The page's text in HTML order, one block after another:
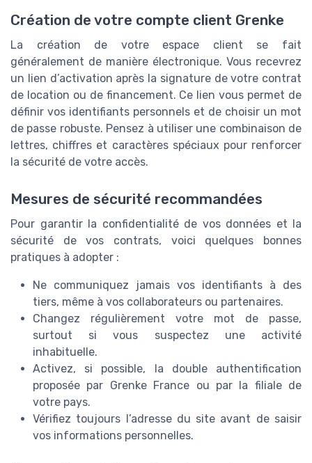
Création de votre compte client Grenke
La création de votre espace client se fait
généralement de manière électronique. Vous recevrez
un lien d’activation après la signature de votre contrat
de location ou de financement. Ce lien vous permet de
définir vos identifiants personnels et de choisir un mot
de passe robuste. Pensez à utiliser une combinaison de
lettres, chiffres et caractères spéciaux pour renforcer
la sécurité de votre accès.
Mesures de sécurité recommandées
Pour garantir la confidentialité de vos données et la
sécurité de vos contrats, voici quelques bonnes
pratiques à adopter :
Ne communiquez jamais vos identifiants à des
tiers, même à vos collaborateurs ou partenaires.
Changez régulièrement votre mot de passe,
surtout si vous suspectez une activité
inhabituelle.
Activez, si possible, la double authentification
proposée par Grenke France ou par la filiale de
votre pays.
Vérifiez toujours l’adresse du site avant de saisir
vos informations personnelles.